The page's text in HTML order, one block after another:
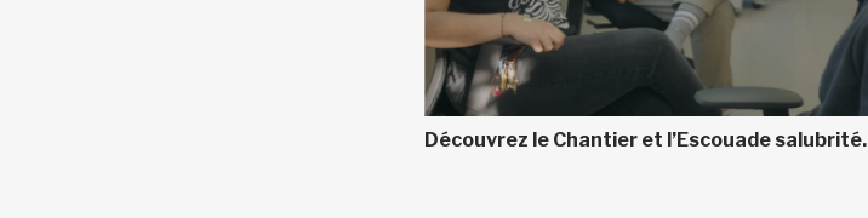
Découvrez le Chantier et l’Escouade salubrité.